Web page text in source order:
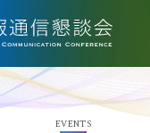
EVENTS